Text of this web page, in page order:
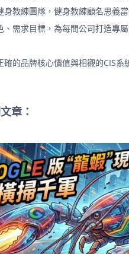
身教練團隊，健身教練顧名思義
、需求目標，為每間公司打造專
確的品牌核心價值與相襯的CIS
章：